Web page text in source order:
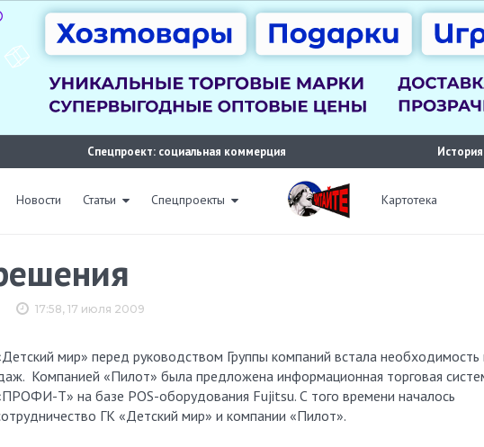
Спецпроект: социальная коммерция
Новости Статьи Спецпроекты Картотека
17:58, 17 июля 2009
мир» перед руководством Группы компаний встала необходимость
Компанией «Пилот» была предложена информационная торговая
Т» на базе POS-оборудования Fujitsu. С того времени началось
ГК «Детский мир» и компании «Пилот».